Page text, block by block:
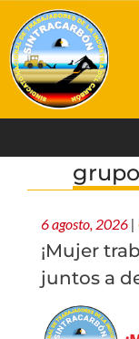
6 agosto, 2026 |
¡Mujer
juntos a